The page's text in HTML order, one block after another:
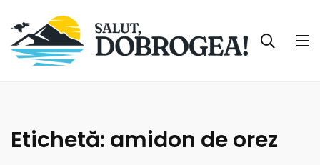
Etichetă: amidon de orez